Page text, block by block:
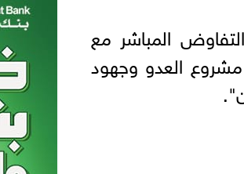
المباشر مع
مشروع العدو وجهود